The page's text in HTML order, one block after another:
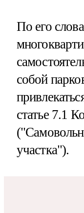
По его
собой
статье 7.1
участка").